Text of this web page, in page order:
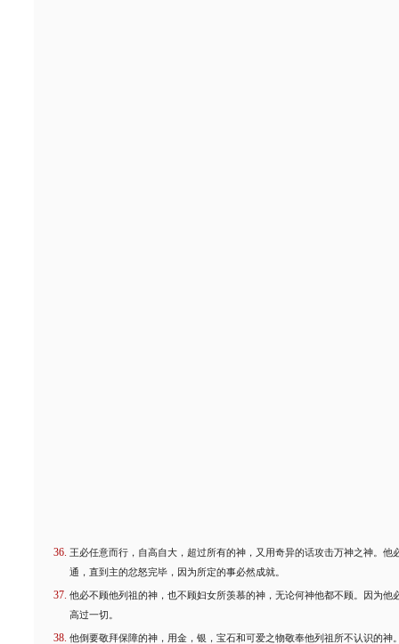
王必任意而行，自高自大，超过所有的神，又用奇异的话攻击万神之神。他
通，直到主的忿怒完毕，因为所定的事必然成就。
他必不顾他列祖的神，也不顾妇女所羡慕的神，无论何神他都不顾。因为他
高过一切。
他倒要敬拜保障的神，用金，银，宝石和可爱之物敬奉他列祖所不认识的神